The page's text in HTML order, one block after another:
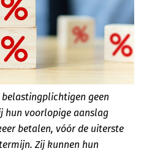
geen
hun voorlopige aanslag
betalen, vóór de uiterste
Zij kunnen hun